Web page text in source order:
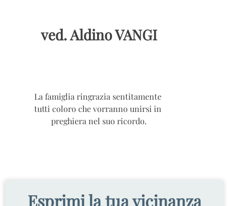
ved. Aldino VANGI
La famiglia ringrazia sentitamente
tutti coloro che vorranno unirsi in
preghiera nel suo ricordo.
Esprimi la tua vicinanza